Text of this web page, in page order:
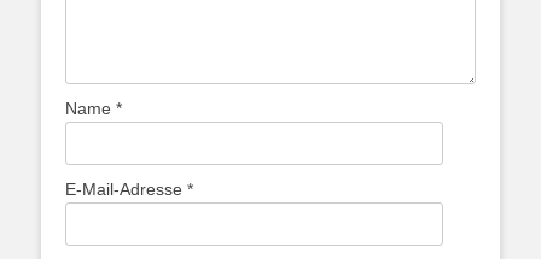
Name *
E-Mail-Adresse *